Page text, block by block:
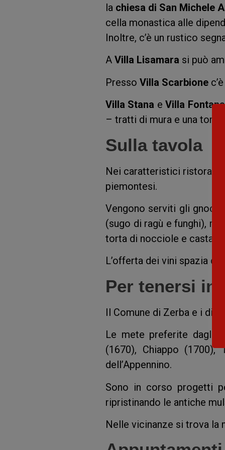
la chiesa di San Michele
cella monastica alle
Inoltre, c’è un rustico
A Villa Lisamara si può
Presso Villa Scarbione
Villa Stana eVilla Fontana
– tratti di mura e una
Sulla tavola
Nei caratteristici ristoranti,
piemontesi.
Vengono serviti gli
(sugo di ragù e funghi),
torta di nocciole e
L’offerta dei vini spazia
Per tenersi in
Il Comune di Zerba e i
Le mete preferite dagli
(1670), Chiappo
dell’Appennino.
Sono in corso progetti
ripristinando le antiche
Nelle vicinanze si trova la